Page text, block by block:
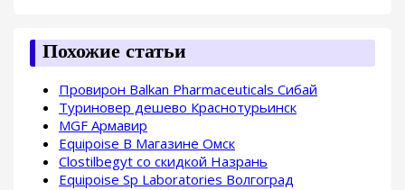
Похожие статьи
Провирон Balkan Pharmaceuticals Сибай
Туриновер дешево Краснотурьинск
MGF Армавир
Equipoise В Магазине Омск
Clostilbegyt со скидкой Назрань
Equipoise Sp Laboratories Волгоград